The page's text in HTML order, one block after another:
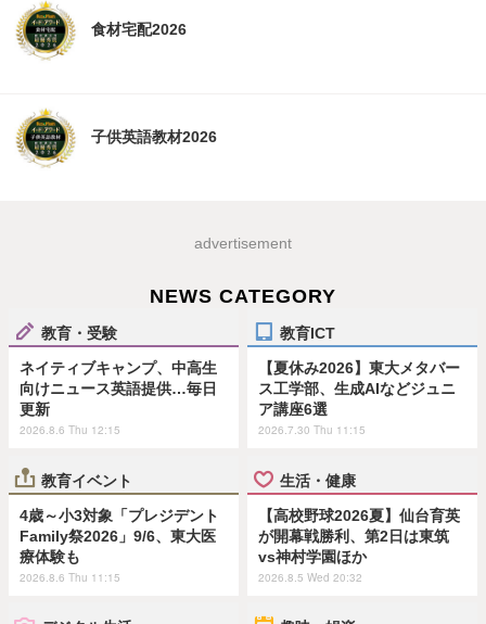
食材宅配2026
子供英語教材2026
advertisement
NEWS CATEGORY
教育・受験
ネイティブキャンプ、中高生
向けニュース英語提供…毎日
更新
2026.8.6 Thu 12:15
教育ICT
【夏休み2026】東大メタバー
ス工学部、生成AIなどジュニ
ア講座6選
2026.7.30 Thu 11:15
教育イベント
4歳～小3対象「プレジデント
Family祭2026」9/6、東大医
療体験も
2026.8.6 Thu 11:15
生活・健康
【高校野球2026夏】仙台育英
が開幕戦勝利、第2日は東筑
vs神村学園ほか
2026.8.5 Wed 20:32